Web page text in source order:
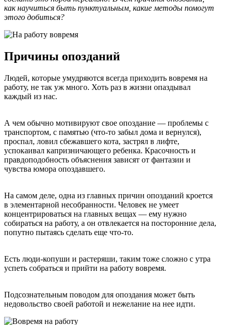
как научиться быть пунктуальным, какие методы помогут
этого добиться?
Причины опозданий
Людей, которые умудряются всегда приходить вовремя на
работу, не так уж много. Хоть раз в жизни опаздывал
каждый из нас.
А чем обычно мотивируют свое опоздание — проблемы с
транспортом, с памятью (что-то забыл дома и вернулся),
проспал, ловил сбежавшего кота, застрял в лифте,
успокаивал капризничающего ребенка. Красочность и
правдоподобность объяснения зависят от фантазии и
чувства юмора опоздавшего.
На самом деле, одна из главных причин опозданий кроется
в элементарной несобранности. Человек не умеет
концентрироваться на главных вещах — ему нужно
собираться на работу, а он отвлекается на посторонние дела,
попутно пытаясь сделать еще что-то.
Есть люди-копуши и растеряши, таким тоже сложно с утра
успеть собраться и прийти на работу вовремя.
Подсознательным поводом для опоздания может быть
недовольство своей работой и нежелание на нее идти.